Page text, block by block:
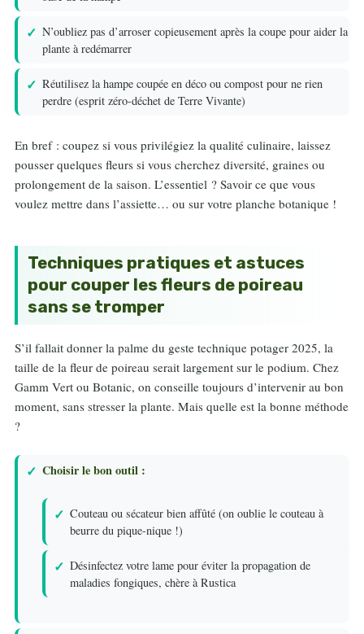
N’oubliez pas d’arroser copieusement après la coupe pour aider la
plante à redémarrer
Réutilisez la hampe coupée en déco ou compost pour ne rien
perdre (esprit zéro-déchet de Terre Vivante)
En bref : coupez si vous privilégiez la qualité culinaire, laissez
pousser quelques fleurs si vous cherchez diversité, graines ou
prolongement de la saison. L’essentiel ? Savoir ce que vous
voulez mettre dans l’assiette… ou sur votre planche botanique !
Techniques pratiques et astuces
pour couper les fleurs de poireau
sans se tromper
S’il fallait donner la palme du geste technique potager 2025, la
taille de la fleur de poireau serait largement sur le podium. Chez
Gamm Vert ou Botanic, on conseille toujours d’intervenir au bon
moment, sans stresser la plante. Mais quelle est la bonne méthode
?
Choisir le bon outil :
Couteau ou sécateur bien affûté (on oublie le couteau à
beurre du pique-nique !)
Désinfectez votre lame pour éviter la propagation de
maladies fongiques, chère à Rustica